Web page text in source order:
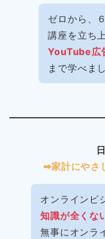
ゼロから、
講座を立ち
YouTube広
まで学べま
＊成果を保証
➡︎家計にやさ
オンラインビ
知識が全くな
無事にオンラ